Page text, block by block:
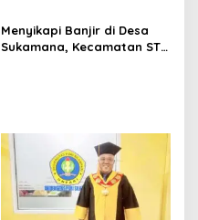
Menyikapi Banjir di Desa
Sukamana, Kecamatan STL